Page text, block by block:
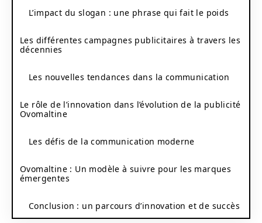
L’impact du slogan : une phrase qui fait le poids
Les différentes campagnes publicitaires à travers les
décennies
Les nouvelles tendances dans la communication
Le rôle de l’innovation dans l’évolution de la publicité
Ovomaltine
Les défis de la communication moderne
Ovomaltine : Un modèle à suivre pour les marques
émergentes
Conclusion : un parcours d’innovation et de succès